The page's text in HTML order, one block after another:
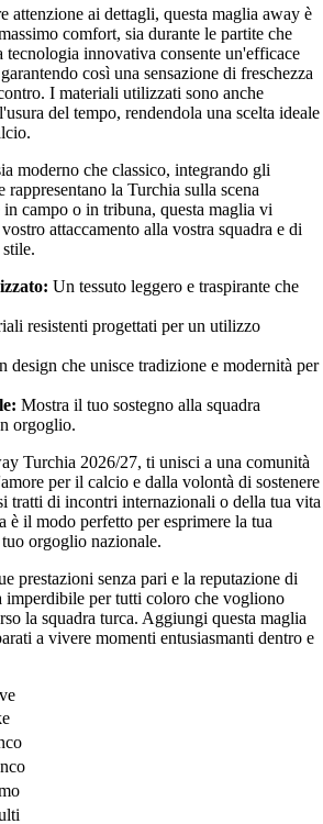
attenzione ai dettagli, questa maglia away è
comfort, sia durante le partite che
tecnologia innovativa consente un'efficace
così una sensazione di freschezza
I materiali utilizzati sono anche
del tempo, rendendola una scelta ideale
moderno che classico, integrando gli
rappresentano la Turchia sulla scena
campo o in tribuna, questa maglia vi
attaccamento alla vostra squadra e di
Un tessuto leggero e traspirante che
resistenti progettati per un utilizzo
design che unisce tradizione e modernità per
Mostra il tuo sostegno alla squadra
orgoglio.
Turchia 2026/27, ti unisci a una comunità
per il calcio e dalla volontà di sostenere
tratti di incontri internazionali o della tua vita
è il modo perfetto per esprimere la tua
orgoglio nazionale.
prestazioni senza pari e la reputazione di
imperdibile per tutti coloro che vogliono
la squadra turca. Aggiungi questa maglia
a vivere momenti entusiasmanti dentro e